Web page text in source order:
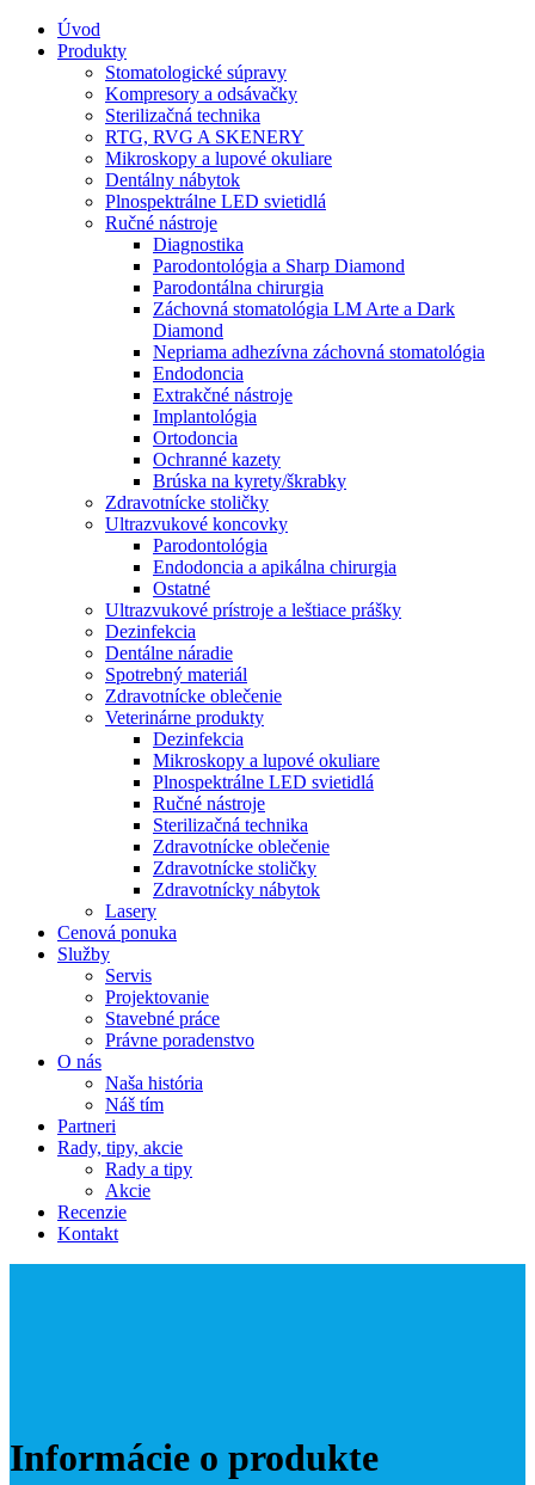
Úvod
Produkty
Stomatologické súpravy
Kompresory a odsávačky
Sterilizačná technika
RTG, RVG A SKENERY
Mikroskopy a lupové okuliare
Dentálny nábytok
Plnospektrálne LED svietidlá
Ručné nástroje
Diagnostika
Parodontológia a Sharp Diamond
Parodontálna chirurgia
Záchovná stomatológia LM Arte a Dark
Diamond
Nepriama adhezívna záchovná stomatológia
Endodoncia
Extrakčné nástroje
Implantológia
Ortodoncia
Ochranné kazety
Brúska na kyrety/škrabky
Zdravotnícke stoličky
Ultrazvukové koncovky
Parodontológia
Endodoncia a apikálna chirurgia
Ostatné
Ultrazvukové prístroje a leštiace prášky
Dezinfekcia
Dentálne náradie
Spotrebný materiál
Zdravotnícke oblečenie
Veterinárne produkty
Dezinfekcia
Mikroskopy a lupové okuliare
Plnospektrálne LED svietidlá
Ručné nástroje
Sterilizačná technika
Zdravotnícke oblečenie
Zdravotnícke stoličky
Zdravotnícky nábytok
Lasery
Cenová ponuka
Služby
Servis
Projektovanie
Stavebné práce
Právne poradenstvo
O nás
Naša história
Náš tím
Partneri
Rady, tipy, akcie
Rady a tipy
Akcie
Recenzie
Kontakt
Informácie o produkte